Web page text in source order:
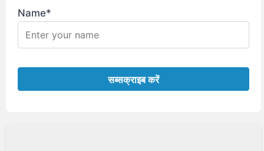
Name*